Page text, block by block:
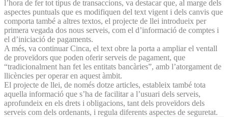
l’hora de fer tot tipus de transaccions, va destacar que, al marge dels
aspectes puntuals que es modifiquen del text vigent i dels canvis que
comporta també a altres textos, el projecte de llei introdueix per
primera vegada dos nous serveis, com el d’informació de comptes i
el d’iniciació de pagaments.
A més, va continuar Cinca, el text obre la porta a ampliar el ventall
de proveïdors que poden oferir serveis de pagament, que
“tradicionalment han fet les entitats bancàries”, amb l’atorgament de
llicències per operar en aquest àmbit.
El projecte de llei, de només dotze articles, estableix també tota
aquella informació que s’ha de facilitar a l’usuari dels serveis,
aprofundeix en els drets i obligacions, tant dels proveïdors dels
serveis com dels ordenants, i regula diferents aspectes de seguretat.